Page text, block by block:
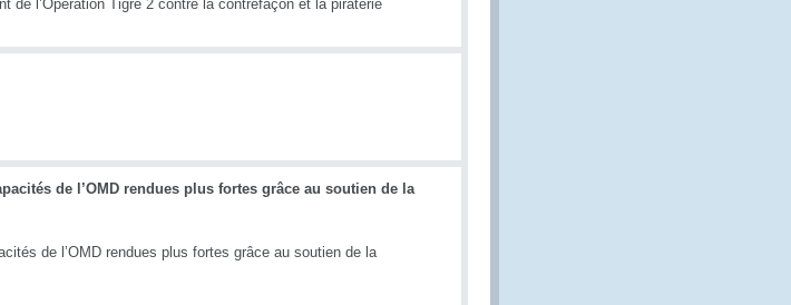
de l’Opération Tigre 2 contre la contrefaçon et la piraterie
de l’OMD rendues plus fortes grâce au soutien de la
de l’OMD rendues plus fortes grâce au soutien de la